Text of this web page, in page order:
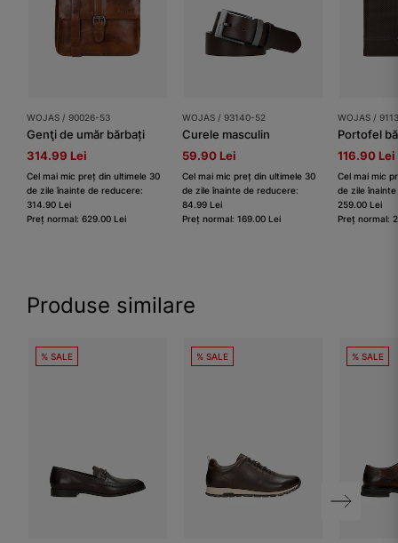
WOJAS / 90026-53
Genţi de umăr bărbați
314.99 Lei
Cel mai mic preț din ultimele 30
de zile înainte de reducere:
314.90 Lei
Preț normal: 629.00 Lei
WOJAS / 93140-52
Curele masculin
59.90 Lei
Cel mai mic preț din ultimele 30
de zile înainte de reducere:
84.99 Lei
Preț normal: 169.00 Lei
WOJAS /
116.90 Lei
Cel mai mic
de zile
259.00 Lei
Preț normal:
Produse similare
% SALE % SALE % SALE